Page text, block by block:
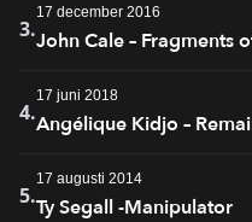
3.
17 december 2016
John Cale – Fragments
4.
17 juni 2018
Angélique Kidjo –
5.
17 augusti 2014
Ty Segall -Manipulator